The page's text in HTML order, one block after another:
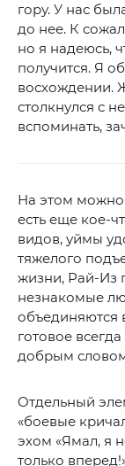
гору. У нас
до нее. К
но я надеюсь,
получится. Я
восхождении.
столкнулся с
вспоминать,
На этом можно
есть еще кое-
видов, уймы
тяжелого
жизни, Рай-Из
незнакомые
объединяются
готовое
добрым
Отдельный
«боевые
эхом «Ямал, я
только